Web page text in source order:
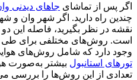
اگر پس از تماشای جاهای دیدنی
چندین راه دارید. اگر شهر وان و
است. روش‌های مختلفی برای طی
وجود دارد که شامل روش‌های
تورهای استانبول بیشتر به‌صورت
تعدادی از این روش‌ها را بررسی